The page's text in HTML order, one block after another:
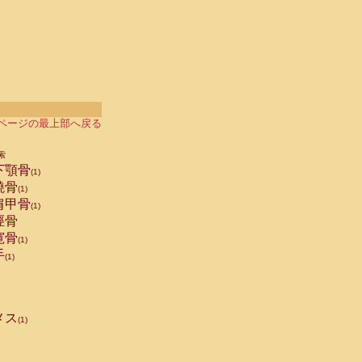
ージの最上部へ戻る
顎骨(1)
骨(1)
甲骨(1)
骨
骨(1)
(1)
ス(1)